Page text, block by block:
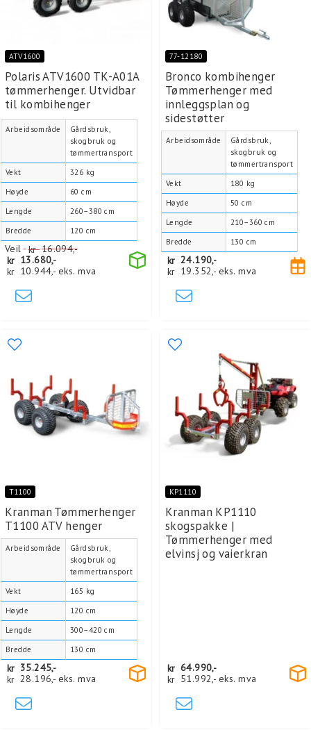
ATV1600
Polaris ATV1600 TK-A01A
tømmerhenger. Utvidbar
til kombihenger
Arbeidsområde
Gårdsbruk,
skogbruk og
tømmertransport
Vekt
326 kg
Høyde
60 cm
Lengde
260–380 cm
Bredde
120 cm
Veil kr16.094,-
kr 13.680,-
kr 10.944,- eks. mva
77-12180
Bronco kombihenger
Tømmerhenger med
innleggsplan og
sidestøtter
Arbeidsområde
Gårdsbruk,
skogbruk og
tømmertransport
Vekt
180 kg
Høyde
50 cm
Lengde
210–360 cm
Bredde
130 cm
kr 24.190,-
kr 19.352,- eks. mva
T1100
Kranman Tømmerhenger
T1100 ATV henger
Arbeidsområde
Gårdsbruk,
skogbruk og
tømmertransport
Vekt
165 kg
Høyde
120 cm
Lengde
300–420 cm
Bredde
130 cm
kr 35.245,-
kr 28.196,- eks. mva
KP1110
Kranman KP1110
skogspakke |
Tømmerhenger med
elvinsj og vaierkran
kr 64.990,-
kr 51.992,- eks. mva